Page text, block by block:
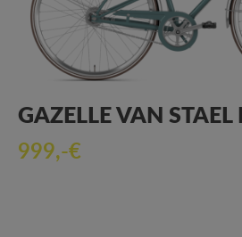
GAZELLE VAN
999,-€